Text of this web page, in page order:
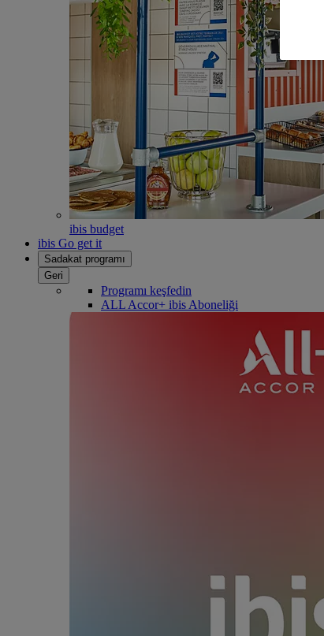
ibis budget
ibis Go get it
Sadakat programı
Geri
Programı keşfedin
ALL Accor+ ibis Aboneliği